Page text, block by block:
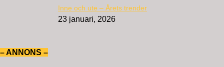
Inne och ute – Årets trender
23 januari, 2026
– ANNONS –